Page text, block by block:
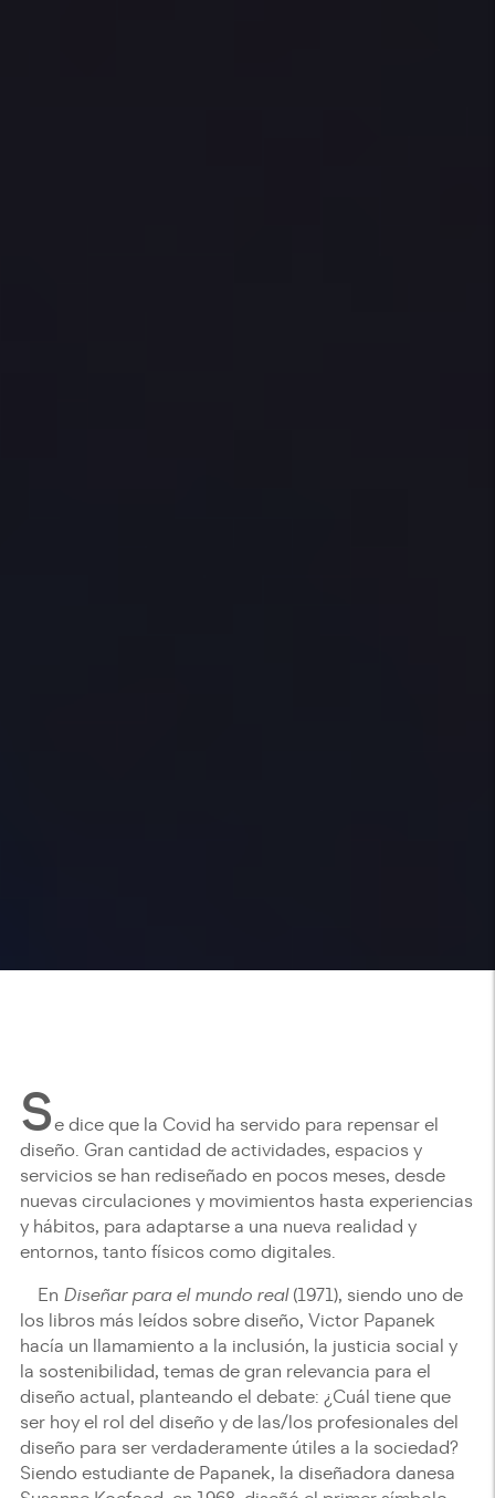
Se dice que la Covid ha servido para repensar el
diseño. Gran cantidad de actividades, espacios y
servicios se han rediseñado en pocos meses, desde
nuevas circulaciones y movimientos hasta experiencias
y hábitos, para adaptarse a una nueva realidad y
entornos, tanto físicos como digitales.
En Diseñar para el mundo real (1971), siendo uno de
los libros más leídos sobre diseño, Victor Papanek
hacía un llamamiento a la inclusión, la justicia social y
la sostenibilidad, temas de gran relevancia para el
diseño actual, planteando el debate: ¿Cuál tiene que
ser hoy el rol del diseño y de las/los profesionales del
diseño para ser verdaderamente útiles a la sociedad?
Siendo estudiante de Papanek, la diseñadora danesa